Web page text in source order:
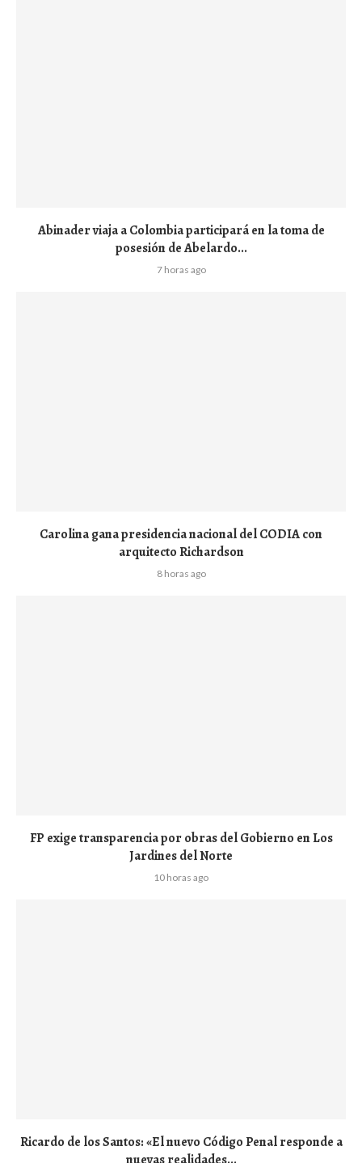
Abinader viaja a Colombia participará en la toma de
posesión de Abelardo...
7 horas ago
Carolina gana presidencia nacional del CODIA con
arquitecto Richardson
8 horas ago
FP exige transparencia por obras del Gobierno en Los
Jardines del Norte
10 horas ago
Ricardo de los Santos: «El nuevo Código Penal responde a